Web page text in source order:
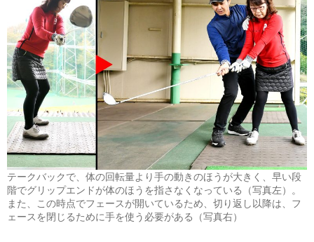
テークバックで、体の回転量より手の動きのほうが大きく、早い段
階でグリップエンドが体のほうを指さなくなっている（写真左）。
また、この時点でフェースが開いているため、切り返し以降は、フ
ェースを閉じるために手を使う必要がある（写真右）